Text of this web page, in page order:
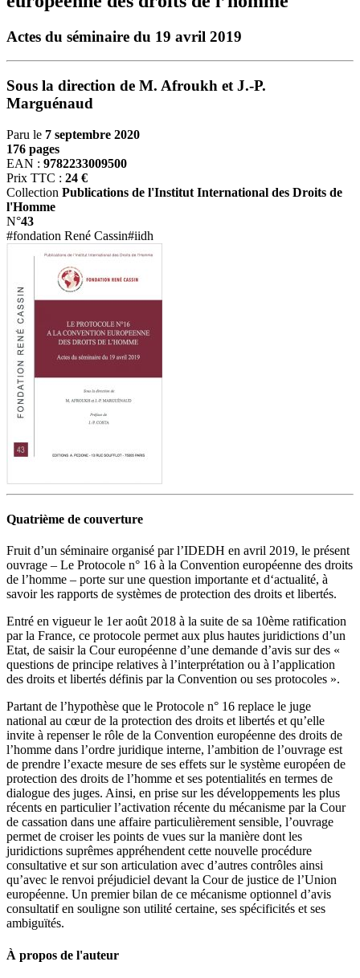
Actes du séminaire du 19 avril 2019
Sous la direction de M. Afroukh et J.-P.
Marguénaud
Paru le 7 septembre 2020
176 pages
EAN : 9782233009500
Prix TTC : 24 €
Collection Publications de l'Institut International des Droits de
l'Homme
N°43
#fondation René Cassin#iidh
Quatrième de couverture
Fruit d’un séminaire organisé par l’IDEDH en avril 2019, le présent
ouvrage – Le Protocole n° 16 à la Convention européenne des droits
de l’homme – porte sur une question importante et d‘actualité, à
savoir les rapports de systèmes de protection des droits et libertés.
Entré en vigueur le 1er août 2018 à la suite de sa 10ème ratification
par la France, ce protocole permet aux plus hautes juridictions d’un
Etat, de saisir la Cour européenne d’une demande d’avis sur des «
questions de principe relatives à l’interprétation ou à l’application
des droits et libertés définis par la Convention ou ses protocoles ».
Partant de l’hypothèse que le Protocole n° 16 replace le juge
national au cœur de la protection des droits et libertés et qu’elle
invite à repenser le rôle de la Convention européenne des droits de
l’homme dans l’ordre juridique interne, l’ambition de l’ouvrage est
de prendre l’exacte mesure de ses effets sur le système européen de
protection des droits de l’homme et ses potentialités en termes de
dialogue des juges. Ainsi, en prise sur les développements les plus
récents en particulier l’activation récente du mécanisme par la Cour
de cassation dans une affaire particulièrement sensible, l’ouvrage
permet de croiser les points de vues sur la manière dont les
juridictions suprêmes appréhendent cette nouvelle procédure
consultative et sur son articulation avec d’autres contrôles ainsi
qu’avec le renvoi préjudiciel devant la Cour de justice de l’Union
européenne. Un premier bilan de ce mécanisme optionnel d’avis
consultatif en souligne son utilité certaine, ses spécificités et ses
ambiguïtés.
À propos de l'auteur